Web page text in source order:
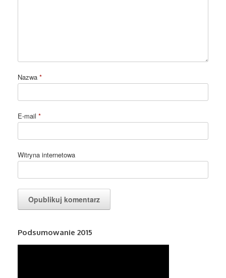
Nazwa *
E-mail *
Witryna internetowa
Podsumowanie 2015